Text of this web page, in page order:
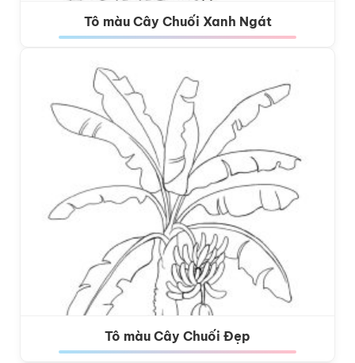
Tô màu Cây Chuối Xanh Ngát
Tô màu Cây Chuối Đẹp